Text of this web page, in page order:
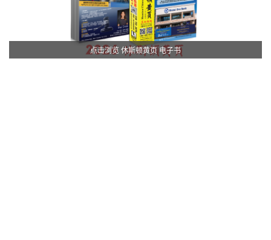
点击浏览 休斯顿黄页 电子书